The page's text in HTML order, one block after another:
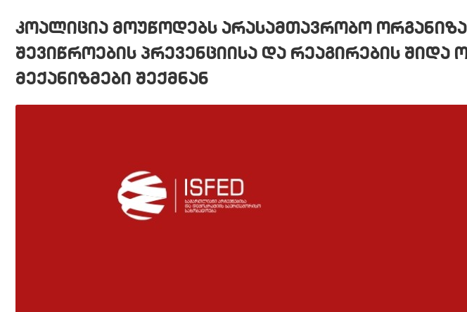
კოალიცია მოუწოდებს არასამთავრობო
შევიწროების პრევენციისა და რეაგირების შიდა
მექანიზმები შექმნან